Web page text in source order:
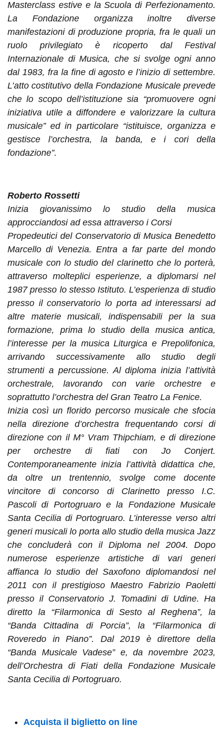
Masterclass estive e la Scuola di Perfezionamento.
La Fondazione organizza inoltre diverse
manifestazioni di produzione propria, fra le quali un
ruolo privilegiato è ricoperto dal Festival
Internazionale di Musica, che si svolge ogni anno
dal 1983, fra la fine di agosto e l’inizio di settembre.
L’atto costitutivo della Fondazione Musicale prevede
che lo scopo dell’istituzione sia “promuovere ogni
iniziativa utile a diffondere e valorizzare la cultura
musicale” ed in particolare “istituisce, organizza e
gestisce l’orchestra, la banda, e i cori della
fondazione”.
Roberto Rossetti
Inizia giovanissimo lo studio della musica
approcciandosi ad essa attraverso i Corsi
Propedeutici del Conservatorio di Musica Benedetto
Marcello di Venezia. Entra a far parte del mondo
musicale con lo studio del clarinetto che lo porterà,
attraverso molteplici esperienze, a diplomarsi nel
1987 presso lo stesso Istituto. L’esperienza di studio
presso il conservatorio lo porta ad interessarsi ad
altre materie musicali, indispensabili per la sua
formazione, prima lo studio della musica antica,
l’interesse per la musica Liturgica e Prepolifonica,
arrivando successivamente allo studio degli
strumenti a percussione. Al diploma inizia l’attività
orchestrale, lavorando con varie orchestre e
soprattutto l’orchestra del Gran Teatro La Fenice.
Inizia così un florido percorso musicale che sfocia
nella direzione d’orchestra frequentando corsi di
direzione con il M° Vram Thipchiam, e di direzione
per orchestre di fiati con Jo Conjert.
Contemporaneamente inizia l’attività didattica che,
da oltre un trentennio, svolge come docente
vincitore di concorso di Clarinetto presso I.C.
Pascoli di Portogruaro e la Fondazione Musicale
Santa Cecilia di Portogruaro. L’interesse verso altri
generi musicali lo porta allo studio della musica Jazz
che concluderà con il Diploma nel 2004. Dopo
numerose esperienze artistiche di vari generi
affianca lo studio del Saxofono diplomandosi nel
2011 con il prestigioso Maestro Fabrizio Paoletti
presso il Conservatorio J. Tomadini di Udine. Ha
diretto la “Filarmonica di Sesto al Reghena”, la
“Banda Cittadina di Porcia”, la “Filarmonica di
Roveredo in Piano”. Dal 2019 è direttore della
“Banda Musicale Vadese” e, da novembre 2023,
dell’Orchestra di Fiati della Fondazione Musicale
Santa Cecilia di Portogruaro.
Acquista il biglietto on line